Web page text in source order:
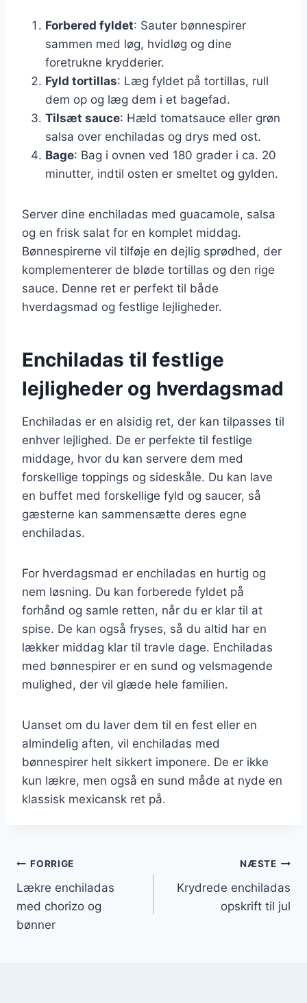
Forbered fyldet: Sauter bønnespirer
sammen med løg, hvidløg og dine
foretrukne krydderier.
Fyld tortillas: Læg fyldet på tortillas, rull
dem op og læg dem i et bagefad.
Tilsæt sauce: Hæld tomatsauce eller grøn
salsa over enchiladas og drys med ost.
Bage: Bag i ovnen ved 180 grader i ca. 20
minutter, indtil osten er smeltet og gylden.
Server dine enchiladas med guacamole, salsa
og en frisk salat for en komplet middag.
Bønnespirerne vil tilføje en dejlig sprødhed, der
komplementerer de bløde tortillas og den rige
sauce. Denne ret er perfekt til både
hverdagsmad og festlige lejligheder.
Enchiladas til festlige
lejligheder og hverdagsmad
Enchiladas er en alsidig ret, der kan tilpasses til
enhver lejlighed. De er perfekte til festlige
middage, hvor du kan servere dem med
forskellige toppings og sideskåle. Du kan lave
en buffet med forskellige fyld og saucer, så
gæsterne kan sammensætte deres egne
enchiladas.
For hverdagsmad er enchiladas en hurtig og
nem løsning. Du kan forberede fyldet på
forhånd og samle retten, når du er klar til at
spise. De kan også fryses, så du altid har en
lækker middag klar til travle dage. Enchiladas
med bønnespirer er en sund og velsmagende
mulighed, der vil glæde hele familien.
Uanset om du laver dem til en fest eller en
almindelig aften, vil enchiladas med
bønnespirer helt sikkert imponere. De er ikke
kun lækre, men også en sund måde at nyde en
klassisk mexicansk ret på.
Indlægsnavigation
FORRIGE
Lækre enchiladas
med chorizo og
bønner
NÆSTE
Krydrede enchiladas
opskrift til jul